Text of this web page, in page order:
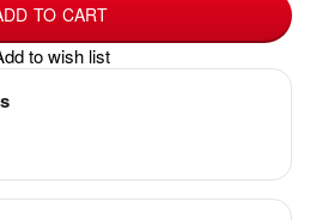
TO CART
to wish list